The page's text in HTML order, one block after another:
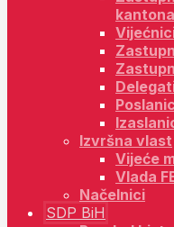
kantona
Izvršna vlast
Vijeće
Vlada
Načelnici
SDP BiH